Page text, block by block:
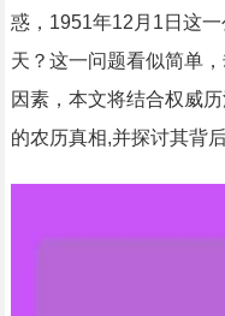
惑，1951年12月1日这
天？这一问题看似简单
因素，本文将结合权威
的农历真相,并探讨其背